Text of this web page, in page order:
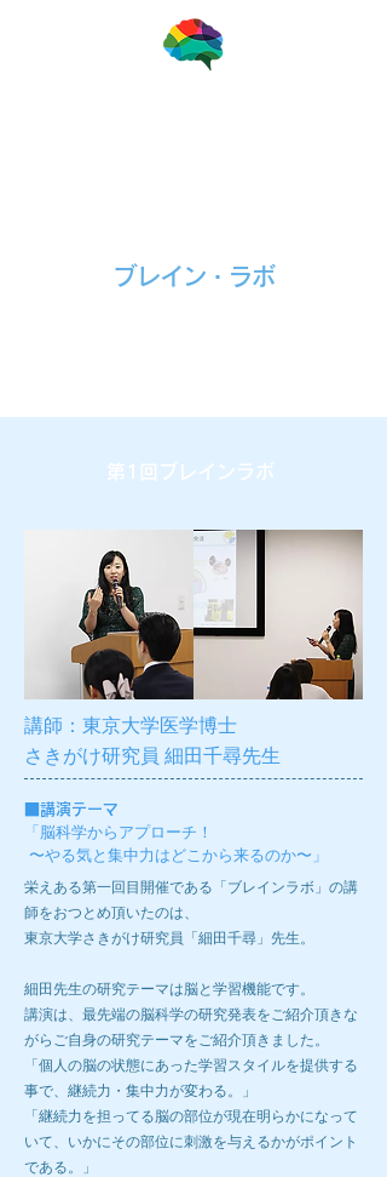
​ブレイン・ラボ
第1回ブレインラボ
講師：東京大学医学博士
さきがけ研究員 細田千尋先生
講演テーマ
「脳科学からアプローチ！
〜やる気と集中力はどこから来るのか〜」
栄えある第一回目開催である「ブレインラボ」の講
師をおつとめ頂いたのは、
東京大学さきがけ研究員「細田千尋」先生。
細田先生の研究テーマは脳と学習機能です。
講演は、最先端の脳科学の研究発表をご紹介頂きな
がらご自身の研究テーマをご紹介頂きました。
「個人の脳の状態にあった学習スタイルを提供する
事で、継続力・集中力が変わる。」
「継続力を担ってる脳の部位が現在明らかになって
いて、いかにその部位に刺激を与えるかがポイント
である。」